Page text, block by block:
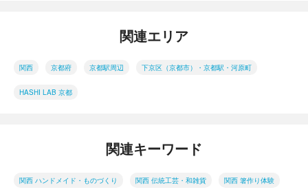
関連エリア
関西 京都府 京都駅周辺 下京区（京都市）・京都駅・河原町
HASHI LAB 京都
関連キーワード
関西 ハンドメイド・ものづくり 関西 伝統工芸・和雑貨 関西 箸作り体験